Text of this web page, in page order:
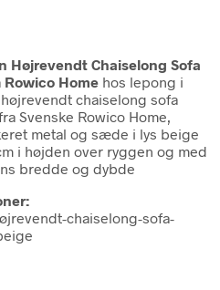
Højrevendt Chaiselong Sofa
Rowico Home hos lepong i
chaiselong sofa
Svenske Rowico Home,
metal og sæde i lys beige
i højden over ryggen og med
bredde og dybde
chaiselong-sofa-